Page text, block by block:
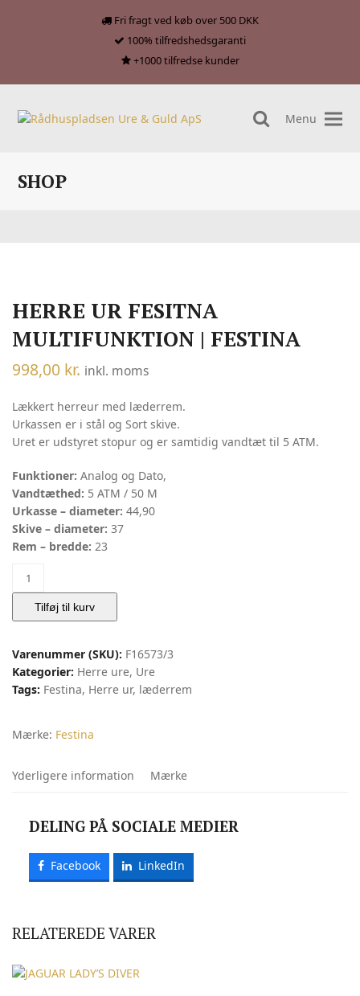
Fri fragt ved køb over 500 DKK
100% tilfredshedsgaranti
+1000 tilfredse kunder
search
Menu
SHOP
HERRE UR FESITNA
MULTIFUNKTION | FESTINA
998,00 kr. inkl. moms
Lækkert herreur med læderrem.
Urkassen er i stål og Sort skive.
Uret er udstyret stopur og er samtidig vandtæt til 5 ATM.
Funktioner: Analog og Dato,
Vandtæthed: 5 ATM / 50 M
Urkasse – diameter: 44,90
Skive – diameter: 37
Rem – bredde: 23
Herre
Ur
Fesitna
Multifunktion
Festina
antal
Tilføj til kurv
Varenummer (SKU): F16573/3
Kategorier: Herre ure, Ure
Tags: Festina, Herre ur, læderrem
Mærke: Festina
Yderligere information Mærke
DELING PÅ SOCIALE MEDIER
Facebook LinkedIn
RELATEREDE VARER